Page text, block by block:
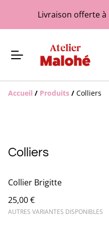
Livraison offerte
Accueil / Produits / Colliers
Colliers
Collier Brigitte
25,00 €
AUTRES VARIANTES DISPONIBLES